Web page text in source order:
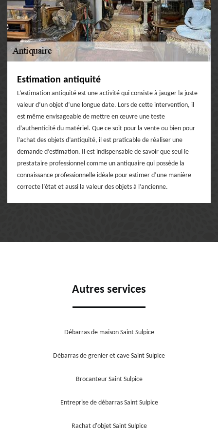
Estimation antiquité
L’estimation antiquité est une activité qui consiste à jauger la juste
valeur d’un objet d’une longue date. Lors de cette intervention, il
est même envisageable de mettre en œuvre une teste
d’authenticité du matériel. Que ce soit pour la vente ou bien pour
l’achat des objets d’antiquité, il est praticable de réaliser une
demande d’estimation. Il est indispensable de savoir que seul le
prestataire professionnel comme un antiquaire qui possède la
connaissance professionnelle idéale pour estimer d’une manière
correcte l’état et aussi la valeur des objets à l’ancienne.
Autres services
Débarras de maison Saint Sulpice
Débarras de grenier et cave Saint Sulpice
Brocanteur Saint Sulpice
Entreprise de débarras Saint Sulpice
Rachat d'objet Saint Sulpice